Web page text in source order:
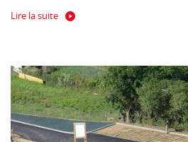
Lire la suite